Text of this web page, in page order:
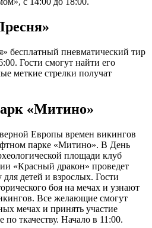
бесплатный пневматический тир
Гости смогут найти его
меткие стрелки получат
«Митино»
Европы времен викингов
парке «Митино». В День
площади клуб
«Красный дракон» проведет
детей и взрослых. Гости
боя на мечах и узнают
Все желающие смогут
мечах и принять участие
по ткачеству. Начало в 11:00.